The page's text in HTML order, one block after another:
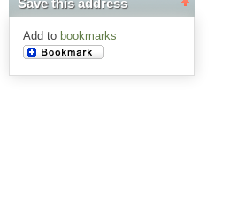
Save this address
Add to bookmarks